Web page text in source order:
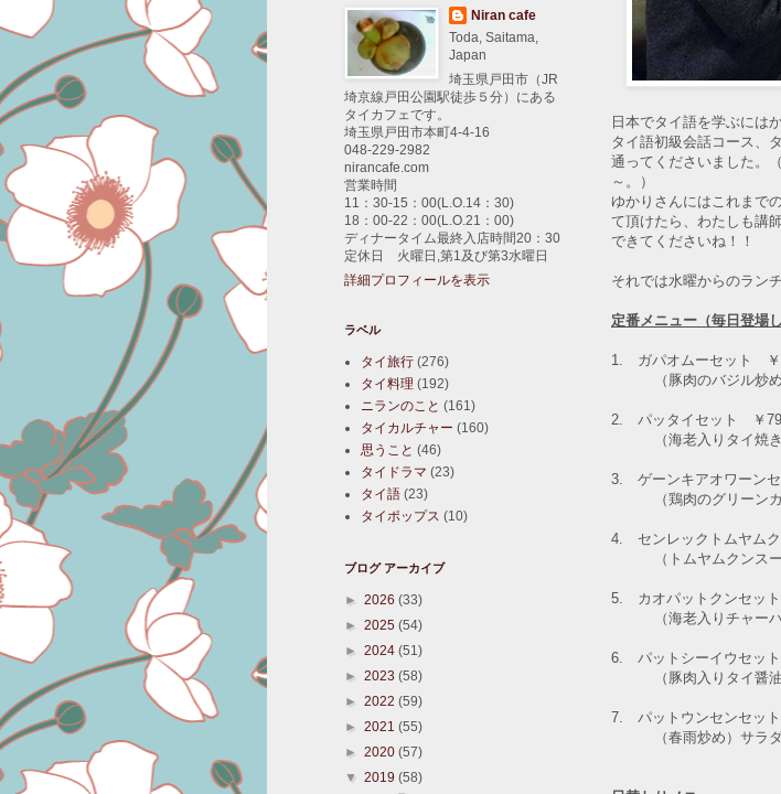
日本でタイ語を学ぶには
タイ語初級会話コース、
通ってくださいました。
～。）
ゆかりさんにはこれまで
て頂けたら、わたしも講
できてくださいね！！
それでは水曜からのラン
定番メニュー（毎日登場し
1. ガパオムーセット ￥
（豚肉のバジル炒め
2. パッタイセット ￥
（海老入りタイ焼
3. ゲーンキアオワーン
（鶏肉のグリーン
4. センレックトムヤム
（トムヤムクンス
5. カオパットクンセッ
（海老入りチャーハ
6. パットシーイウセッ
（豚肉入りタイ醤油焼
7. パットウンセンセッ
（春雨炒め）サラダ
Niran cafe
Toda, Saitama,
Japan
埼玉県戸田市（JR
埼京線戸田公園駅徒歩５分）にある
タイカフェです。
埼玉県戸田市本町4-4-16
048-229-2982
nirancafe.com
営業時間
11：30-15：00(L.O.14：30)
18：00-22：00(L.O.21：00)
ディナータイム最終入店時間20：30
定休日 火曜日,第1及び第3水曜日
詳細プロフィールを表示
ラベル
タイ旅行 (276)
タイ料理 (192)
ニランのこと (161)
タイカルチャー (160)
思うこと (46)
タイドラマ (23)
タイ語 (23)
タイポップス (10)
ブログ アーカイブ
► 2026 (33)
► 2025 (54)
► 2024 (51)
► 2023 (58)
► 2022 (59)
► 2021 (55)
► 2020 (57)
▼ 2019 (58)